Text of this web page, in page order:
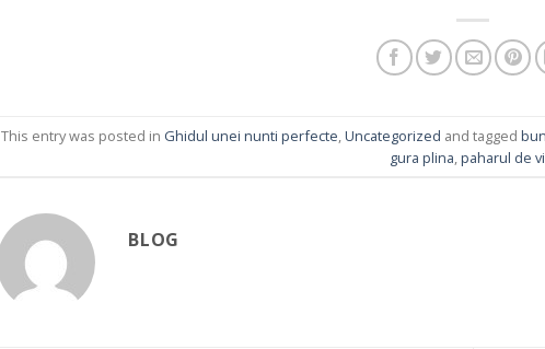
This entry was posted in Ghidul unei nunti perfecte,Uncategorized and tagged
gura plina,paharul de
BLOG